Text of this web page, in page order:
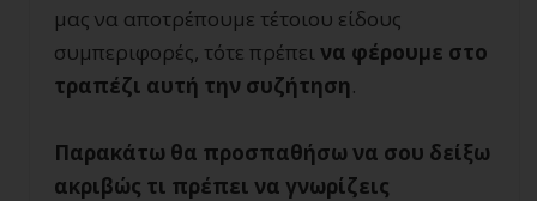
μας να αποτρέπουμε τέτοιου είδους
συμπεριφορές, τότε πρέπεινα φέρουμε στο
τραπέζι αυτή την συζήτηση.
Παρακάτω θα προσπαθήσω να σου δείξω
ακριβώς τι πρέπει να γνωρίζεις